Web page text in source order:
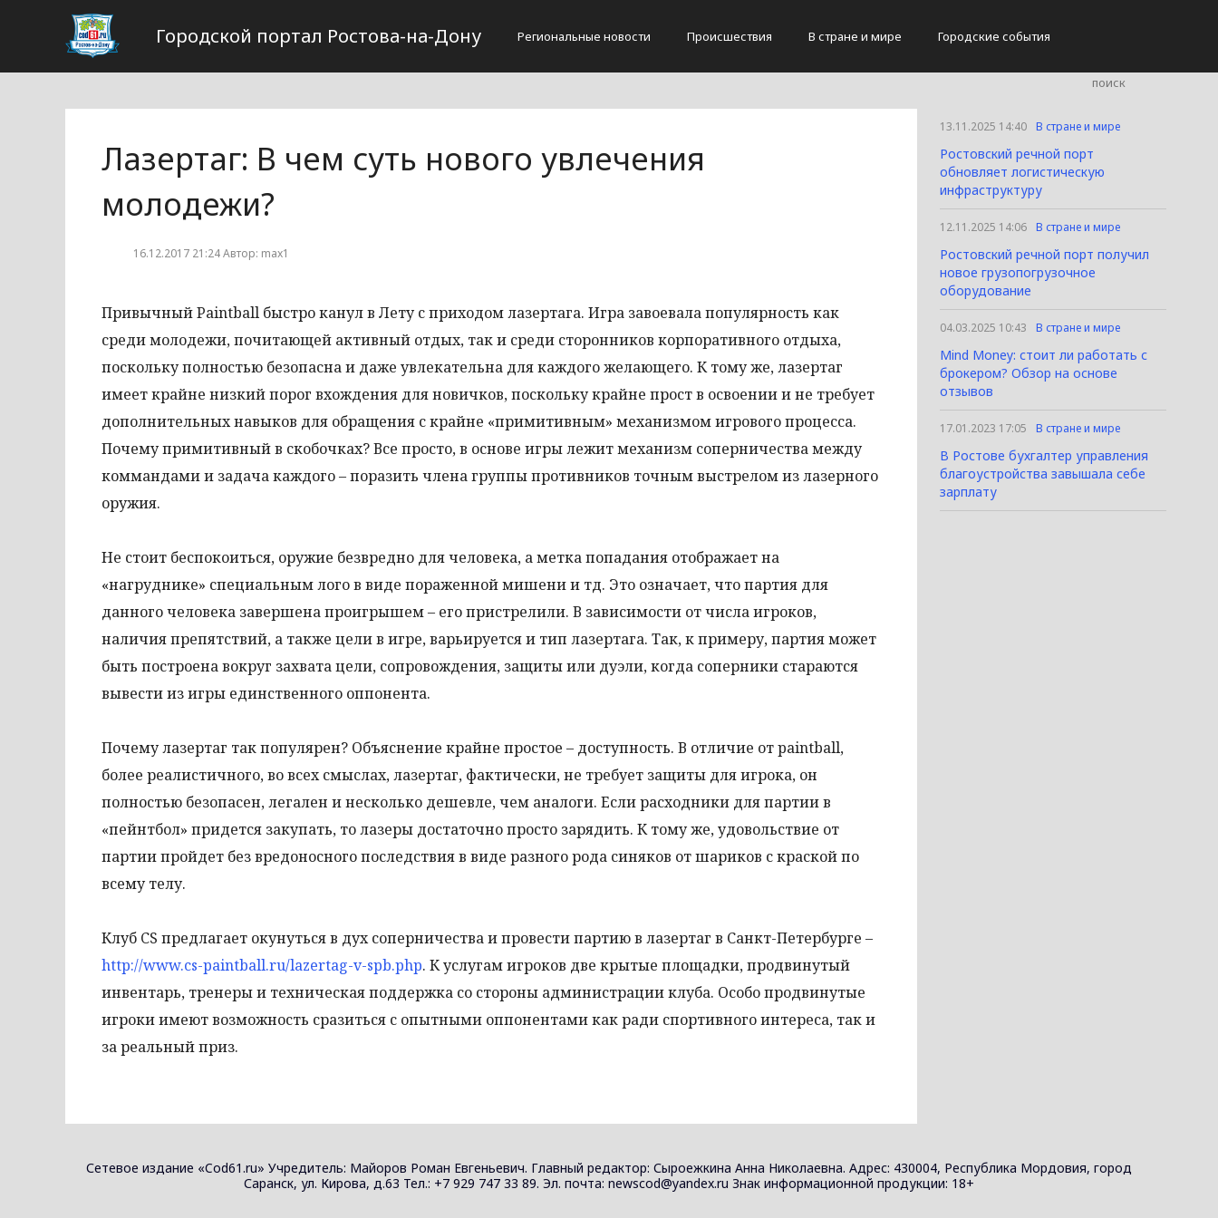
Городской портал Ростова-на-Дону Региональные новости Происшествия В стране и мире Городские события
Лазертаг: В чем суть нового увлечения
молодежи?
16.12.2017 21:24 Автор: max1
Привычный Paintball быстро канул в Лету с приходом лазертага. Игра завоевала популярность как
среди молодежи, почитающей активный отдых, так и среди сторонников корпоративного отдыха,
поскольку полностью безопасна и даже увлекательна для каждого желающего. К тому же, лазертаг
имеет крайне низкий порог вхождения для новичков, поскольку крайне прост в освоении и не требует
дополнительных навыков для обращения с крайне «примитивным» механизмом игрового процесса.
Почему примитивный в скобочках? Все просто, в основе игры лежит механизм соперничества между
коммандами и задача каждого – поразить члена группы противников точным выстрелом из лазерного
оружия.
Не стоит беспокоиться, оружие безвредно для человека, а метка попадания отображает на
«нагруднике» специальным лого в виде пораженной мишени и тд. Это означает, что партия для
данного человека завершена проигрышем – его пристрелили. В зависимости от числа игроков,
наличия препятствий, а также цели в игре, варьируется и тип лазертага. Так, к примеру, партия может
быть построена вокруг захвата цели, сопровождения, защиты или дуэли, когда соперники стараются
вывести из игры единственного оппонента.
Почему лазертаг так популярен? Объяснение крайне простое – доступность. В отличие от paintball,
более реалистичного, во всех смыслах, лазертаг, фактически, не требует защиты для игрока, он
полностью безопасен, легален и несколько дешевле, чем аналоги. Если расходники для партии в
«пейнтбол» придется закупать, то лазеры достаточно просто зарядить. К тому же, удовольствие от
партии пройдет без вредоносного последствия в виде разного рода синяков от шариков с краской по
всему телу.
Клуб CS предлагает окунуться в дух соперничества и провести партию в лазертаг в Санкт-Петербурге –
http://www.cs-paintball.ru/lazertag-v-spb.php. К услугам игроков две крытые площадки, продвинутый
инвентарь, тренеры и техническая поддержка со стороны администрации клуба. Особо продвинутые
игроки имеют возможность сразиться с опытными оппонентами как ради спортивного интереса, так и
за реальный приз.
13.11.2025 14:40 В стране и мире
Ростовский речной порт
обновляет логистическую
инфраструктуру
12.11.2025 14:06 В стране и мире
Ростовский речной порт получил
новое грузопогрузочное
оборудование
04.03.2025 10:43 В стране и мире
Mind Money: стоит ли работать с
брокером? Обзор на основе
отзывов
17.01.2023 17:05 В стране и мире
В Ростове бухгалтер управления
благоустройства завышала себе
зарплату
Сетевое издание «Cod61.ru» Учредитель: Майоров Роман Евгеньевич. Главный редактор: Сыроежкина Анна Николаевна. Адрес: 430004, Республика Мордовия, город
Саранск, ул. Кирова, д.63 Тел.: +7 929 747 33 89. Эл. почта: newscod@yandex.ru Знак информационной продукции: 18+